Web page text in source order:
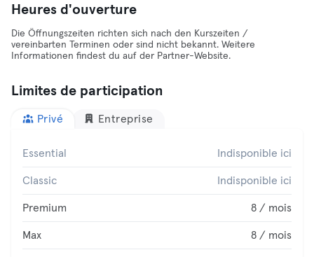
Heures d'ouverture
Die Öffnungszeiten richten sich nach den Kurszeiten /
vereinbarten Terminen oder sind nicht bekannt. Weitere
Informationen findest du auf der Partner-Website.
Limites de participation
Privé Entreprise
Essential Indisponible ici
Classic Indisponible ici
Premium 8 / mois
Max 8 / mois